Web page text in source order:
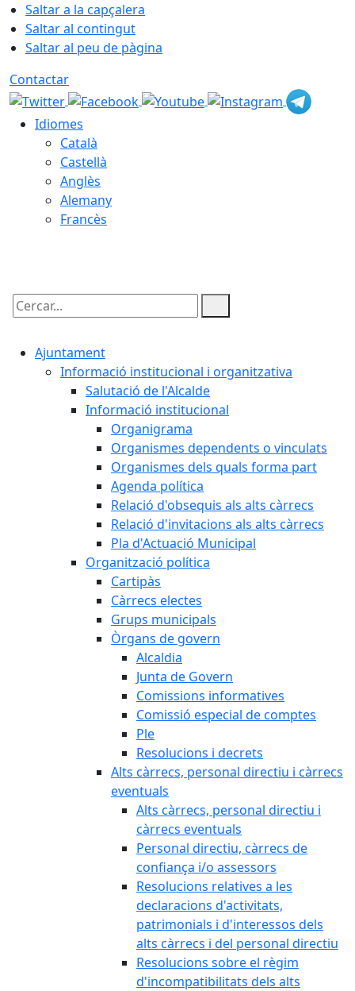
Saltar a la capçalera
Saltar al contingut
Saltar al peu de pàgina
Contactar
Idiomes
Català
Castellà
Anglès
Alemany
Francès
Cercar:
Ajuntament
Informació institucional i organitzativa
Salutació de l'Alcalde
Informació institucional
Organigrama
Organismes dependents o vinculats
Organismes dels quals forma part
Agenda política
Relació d'obsequis als alts càrrecs
Relació d'invitacions als alts càrrecs
Pla d'Actuació Municipal
Organització política
Cartipàs
Càrrecs electes
Grups municipals
Òrgans de govern
Alcaldia
Junta de Govern
Comissions informatives
Comissió especial de comptes
Ple
Resolucions i decrets
Alts càrrecs, personal directiu i càrrecs
eventuals
Alts càrrecs, personal directiu i
càrrecs eventuals
Personal directiu, càrrecs de
confiança i/o assessors
Resolucions relatives a les
declaracions d'activitats,
patrimonials i d'interessos dels
alts càrrecs i del personal directiu
Resolucions sobre el règim
d'incompatibilitats dels alts